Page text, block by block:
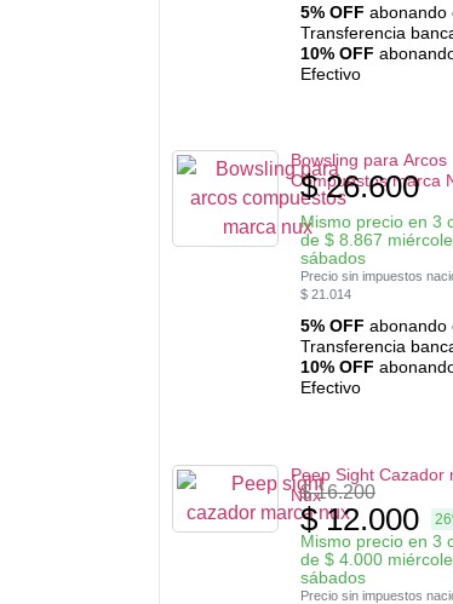
5% OFF abonando
Transferencia
10% OFF
Efectivo
Bowsling para Arcos
Compuestos marca
$26.600
Mismo precio en 3
de $8.867
sábados
Precio sin impuestos
$21.014
5% OFF abonando
Transferencia
10% OFF
Efectivo
Peep Sight Cazador
Nux
$16.200
$12.000
Mismo precio en 3
de $4.000
sábados
Precio sin impuestos